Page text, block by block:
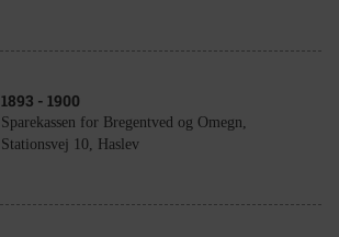
1893 - 1900
Sparekassen for Bregentved og Omegn,
Stationsvej 10, Haslev